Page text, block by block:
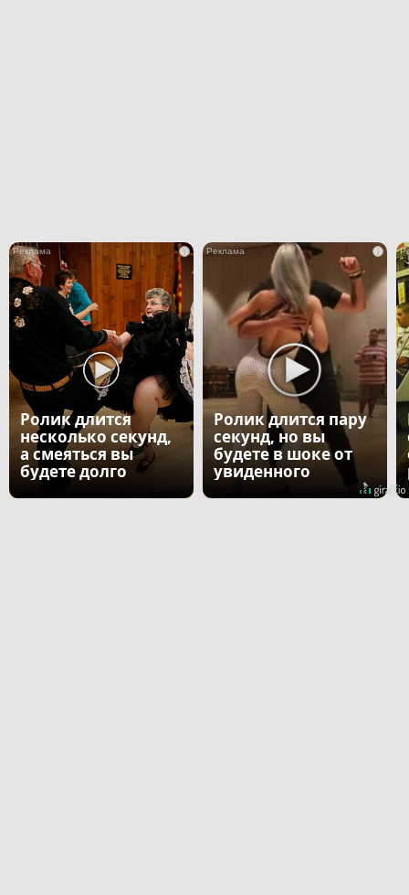
i
Ролик длится
несколько секунд,
а смеяться вы
будете долго
i
Ролик длится пару
секунд, но вы
будете в шоке от
увиденного